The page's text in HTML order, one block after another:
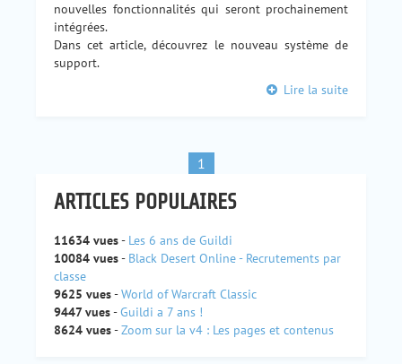
nouvelles fonctionnalités qui seront prochainement
intégrées.
Dans cet article, découvrez le nouveau système de
support.
Lire la suite
1
ARTICLES POPULAIRES
11634 vues- Les 6 ans de Guildi
10084 vues- Black Desert Online - Recrutements par
classe
9625 vues-World of Warcraft Classic
9447 vues-Guildi a 7 ans !
8624 vues-Zoom sur la v4 : Les pages et contenus